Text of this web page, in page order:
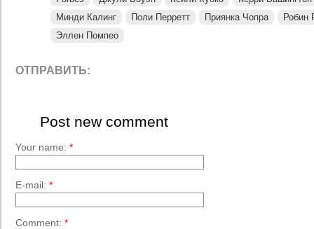
Минди Калинг
Поли Перретт Приянка Чопра
Робин
Эллен Помпео
ОТПРАВИТЬ:
Post new comment
Your name: *
E-mail: *
Comment: *